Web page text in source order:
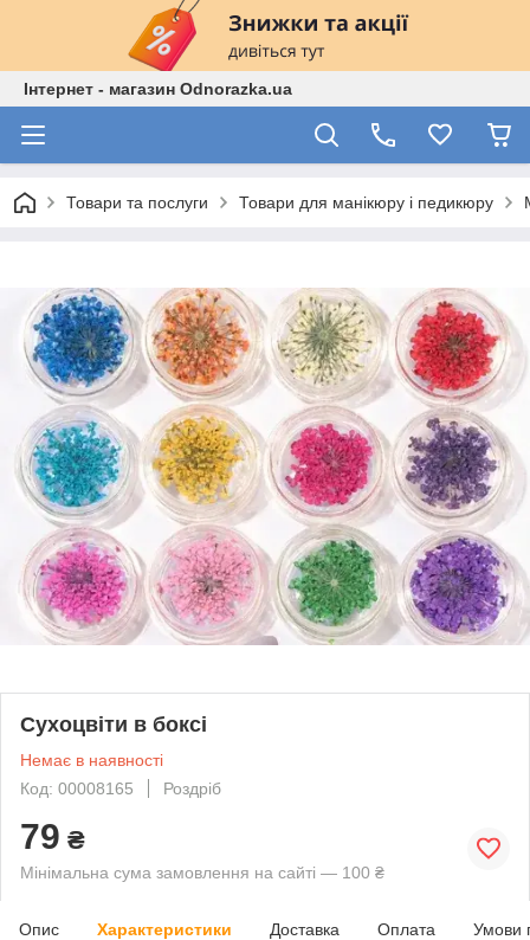
Інтернет - магазин Odnorazka.ua
Товари та послуги Товари для манікюру і педикюру
Сухоцвіти в боксі
Немає в наявності
Код: 00008165
Роздріб
79 ₴
Мінімальна сума замовлення на сайті — 100 ₴
Опис Характеристики Доставка Оплата Умови